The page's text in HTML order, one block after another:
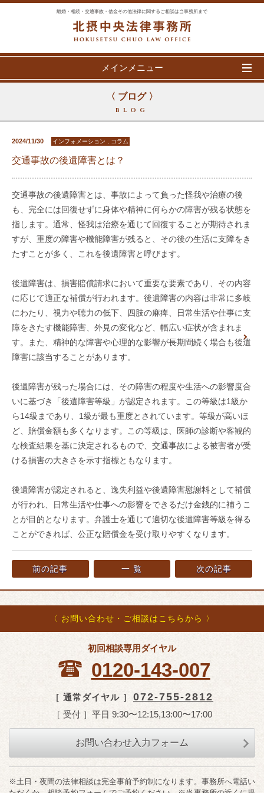
離婚・相続・交通事故・借金その他法律に関するご相談は当事務所まで
メインメニュー
〈 ブログ 〉
BLOG
2024/11/30 インフォメーション , コラム
交通事故の後遺障害とは？
交通事故の後遺障害とは、事故によって負った怪我や治療の後
も、完全には回復せずに身体や精神に何らかの障害が残る状態を
指します。通常、怪我は治療を通じて回復することが期待されま
すが、重度の障害や機能障害が残ると、その後の生活に支障をき
たすことが多く、これを後遺障害と呼びます。
後遺障害は、損害賠償請求において重要な要素であり、その内容
に応じて適正な補償が行われます。後遺障害の内容は非常に多岐
にわたり、視力や聴力の低下、四肢の麻痺、日常生活や仕事に支
障をきたす機能障害、外見の変化など、幅広い症状が含まれま
す。また、精神的な障害や心理的な影響が長期間続く場合も後遺
障害に該当することがあります。
後遺障害が残った場合には、その障害の程度や生活への影響度合
いに基づき「後遺障害等級」が認定されます。この等級は1級か
ら14級まであり、1級が最も重度とされています。等級が高いほ
ど、賠償金額も多くなります。この等級は、医師の診断や客観的
な検査結果を基に決定されるもので、交通事故による被害者が受
ける損害の大きさを示す指標ともなります。
後遺障害が認定されると、逸失利益や後遺障害慰謝料として補償
が行われ、日常生活や仕事への影響をできるだけ金銭的に補うこ
とが目的となります。弁護士を通じて適切な後遺障害等級を得る
ことができれば、公正な賠償金を受け取りやすくなります。
前の記事 一 覧 次の記事
〈 お問い合わせ・ご相談はこちらから 〉
初回相談専用ダイヤル
0120-143-007
［ 通常ダイヤル ］ 072-755-2812
［ 受付 ］平日 9:30〜12:15,13:00〜17:00
お問い合わせ入力フォーム
※土日・夜間の法律相談は完全事前予約制になります。事務所へ電話い